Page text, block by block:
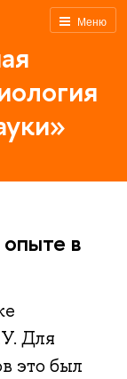
Меню
в
Для
это был